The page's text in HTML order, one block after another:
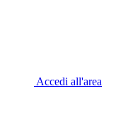
Accedi all'area